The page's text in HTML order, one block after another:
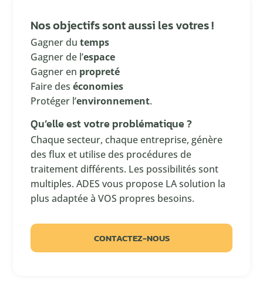
Nos objectifs sont aussi les votres !
Gagner dutemps
Gagner de l’espace
Gagner en propreté
Faire deséconomies
Protéger l’environnement.
Qu’elle est votre problématique ?
Chaque secteur, chaque entreprise, génère
des flux et utilise des procédures de
traitement différents. Les possibilités sont
multiples. ADES vous propose LA solution la
plus adaptée à VOS propres besoins.
CONTACTEZ-NOUS